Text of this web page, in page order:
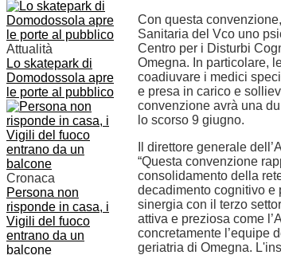
Attualità
Lo skatepark di
Domodossola apre
le porte al pubblico
Cronaca
Persona non
risponde in casa, i
Vigili del fuoco
entrano da un
balcone
Con questa
Sanitaria del Vco uno
Centro per i Disturbi
Omegna. In particolare,
coadiuvare i medici
e presa in carico e
convenzione avrà una
lo scorso 9 giugno.
Il direttore generale
“Questa convenzione
consolidamento della
decadimento cognitivo e
sinergia con il terzo
attiva e preziosa come
concretamente l’equipe
geriatria di Omegna.